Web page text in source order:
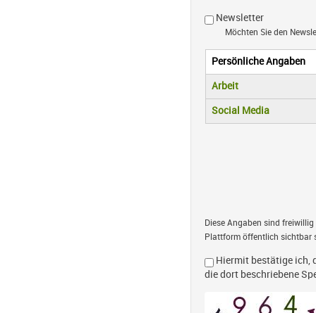
Newsletter
Möchten Sie den
Vertikale
Persönliche Angaben
(aktiver Reiter)
Arbeit
Social Media
Diese Angaben sind
Plattform öffentlich sichtbar
Hiermit bestätige ich,
die dort beschriebene